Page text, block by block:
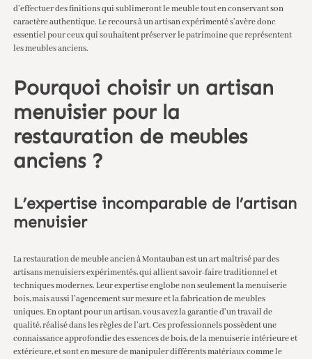
d’effectuer des finitions qui sublimeront le meuble tout en conservant son
caractère authentique. Le recours à un artisan expérimenté s’avère donc
essentiel pour ceux qui souhaitent préserver le patrimoine que représentent
les meubles anciens.
Pourquoi choisir un artisan
menuisier pour la
restauration de meubles
anciens ?
L’expertise incomparable de l’artisan
menuisier
Larestauration de meuble ancien à Montaubanest un art maîtrisé par des
artisans menuisiers expérimentés, qui allient savoir-faire traditionnel et
techniques modernes. Leur expertise englobe non seulement la menuiserie
bois, mais aussi l’agencement sur mesure et la fabrication de meubles
uniques. En optant pour un artisan, vous avez la garantie d’un travail de
qualité, réalisé dans les règles de l’art. Ces professionnels possèdent une
connaissance approfondie des essences de bois, de la menuiserie intérieure et
extérieure, et sont en mesure de manipuler différents matériaux comme le